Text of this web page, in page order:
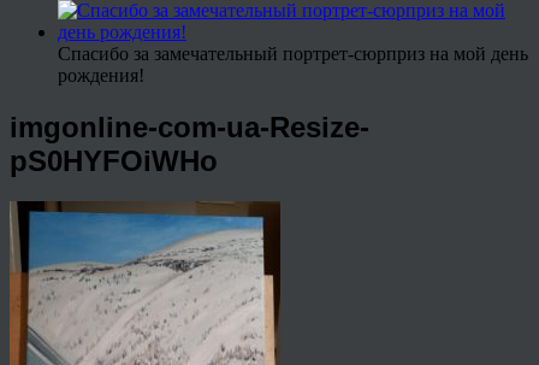
Спасибо за замечательный портрет-сюрприз на мой день
рождения!
imgonline-com-ua-Resize-
pS0HYFOiWHo